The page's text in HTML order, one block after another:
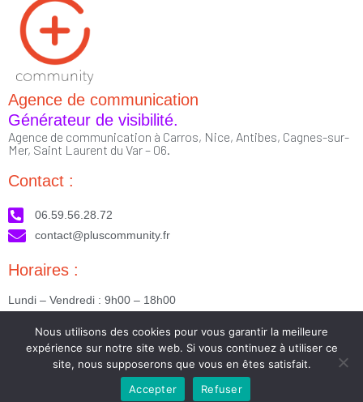
Agence de communication
Générateur de visibilité.
Agence de communication à Carros, Nice, Antibes, Cagnes-sur-
Mer, Saint Laurent du Var – 06.
Contact :
06.59.56.28.72
contact@pluscommunity.fr
Horaires :
Lundi – Vendredi : 9h00 – 18h00
Nous suivre :
Nous utilisons des cookies pour vous garantir la meilleure
expérience sur notre site web. Si vous continuez à utiliser ce
site, nous supposerons que vous en êtes satisfait.
Accepter
Refuser